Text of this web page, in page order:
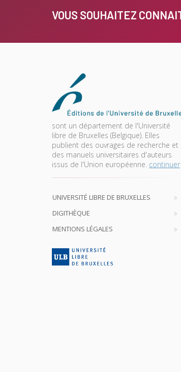
VOUS SOUHAITEZ
sont un département de l'Université
libre de Bruxelles (Belgique). Elles
publient des ouvrages de recherche et
des manuels universitaires d'auteurs
issus de l'Union européenne. continuer
UNIVERSITÉ LIBRE DE BRUXELLES
DIGITHÈQUE
MENTIONS LÉGALES